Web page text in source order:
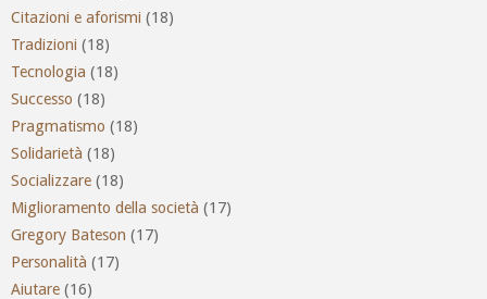
Citazioni e aforismi (18)
Tradizioni (18)
Tecnologia (18)
Successo (18)
Pragmatismo (18)
Solidarietà (18)
Socializzare (18)
Miglioramento della società (17)
Gregory Bateson (17)
Personalità (17)
Aiutare (16)